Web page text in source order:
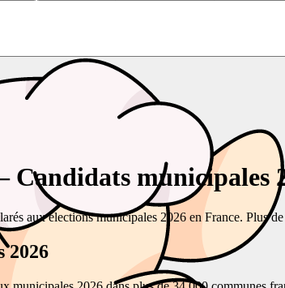
municipales
aux élections municipales 2026 en France. Plus
2026